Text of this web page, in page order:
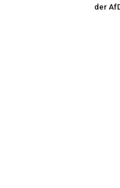
der